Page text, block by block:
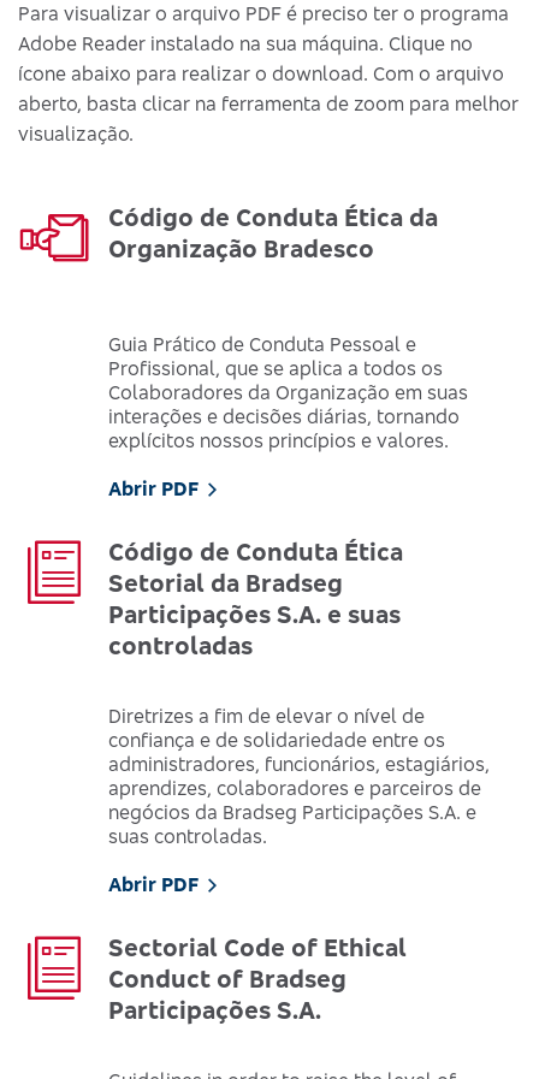
Para visualizar o arquivo PDF é preciso ter o programa
Adobe Reader instalado na sua máquina. Clique no
ícone abaixo para realizar o download. Com o arquivo
aberto, basta clicar na ferramenta de zoom para melhor
visualização.
Código de Conduta Ética da
Organização Bradesco
Guia Prático de Conduta Pessoal e
Profissional, que se aplica a todos os
Colaboradores da Organização em suas
interações e decisões diárias, tornando
explícitos nossos princípios e valores.
Abrir PDF
Código de Conduta Ética
Setorial da Bradseg
Participações S.A. e suas
controladas
Diretrizes a fim de elevar o nível de
confiança e de solidariedade entre os
administradores, funcionários, estagiários,
aprendizes, colaboradores e parceiros de
negócios da Bradseg Participações S.A. e
suas controladas.
Abrir PDF
Sectorial Code of Ethical
Conduct of Bradseg
Participações S.A.